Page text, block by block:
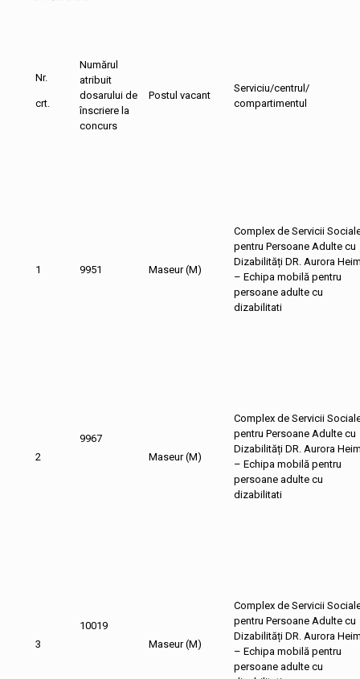
Nr.
crt.
Numărul
atribuit
dosarului de
înscriere la
concurs
Postul vacant
Serviciu/centrul/
compartimentul
1 9951 Maseur (M)
Complex de Servicii
pentru Persoane Adulte cu
Dizabilități DR. Aurora
– Echipa mobilă pentru
persoane adulte cu
dizabilitati
2
9967
Maseur (M)
Complex de Servicii
pentru Persoane Adulte cu
Dizabilități DR. Aurora
– Echipa mobilă pentru
persoane adulte cu
dizabilitati
3
10019
Maseur (M)
Complex de Servicii
pentru Persoane Adulte cu
Dizabilități DR. Aurora
– Echipa mobilă pentru
persoane adulte cu